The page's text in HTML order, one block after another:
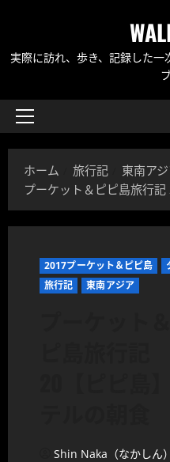
ス
実際に訪れ、歩き、記録した
メ
ン
メ
ホーム 旅行記
東南ア
プーケット＆ピピ島旅行
2017プーケット＆ピピ島
旅行記
東南アジア
Shin Naka（なかしん）